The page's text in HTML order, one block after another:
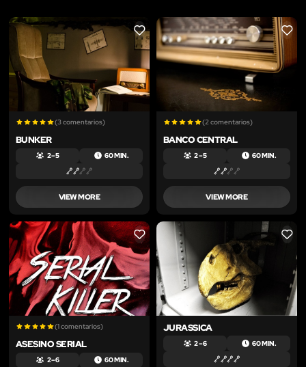
LIKE
(3 comentarios)
BUNKER
2 – 5 60 MIN.
VIEW MORE
LIKE
(2 comentarios)
BANCO CENTRAL
2 – 5 60 MIN.
VIEW MORE
LIKE
(1 comentarios)
ASESINO SERIAL
2 – 6 60 MIN.
LIKE
JURASSICA
2 – 6 60 MIN.